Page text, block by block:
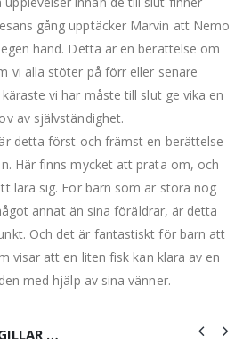
gång upptäcker Marvin att Nemo
hand. Detta är en berättelse om
vi alla stöter på förr eller senare
vi har måste till slut ge vika en
av självständighet.
detta först och främst en berättelse
Här finns mycket att prata om, och
lära sig. För barn som är stora nog
annat än sina föräldrar, är detta
Och det är fantastiskt för barn att
visar att en liten fisk kan klara av en
med hjälp av sina vänner.
…